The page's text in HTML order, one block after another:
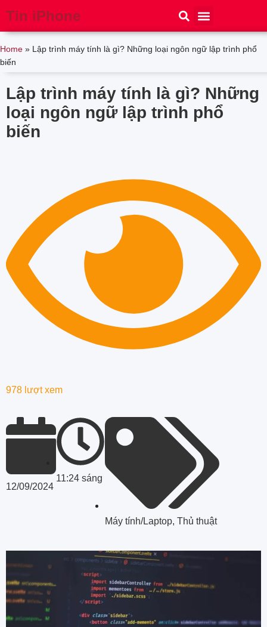
Tin iPhone
Home » Lập trình máy tính là gì? Những loại ngôn ngữ lập trình phổ
biến
Lập trình máy tính là gì? Những
loại ngôn ngữ lập trình phổ
biến
978 lượt xem
12/09/2024
11:24 sáng
Máy tính/Laptop, Thủ thuật